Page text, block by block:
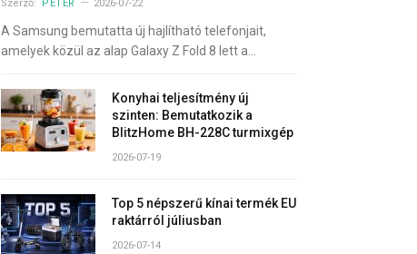
Szerző: PÉTER 2026-07-22
A Samsung bemutatta új hajlítható telefonjait,
amelyek közül az alap Galaxy Z Fold 8 lett a…
Konyhai teljesítmény új
szinten: Bemutatkozik a
BlitzHome BH-228C turmixgép
2026-07-19
Top 5 népszerű kínai termék EU
raktárról júliusban
2026-07-14